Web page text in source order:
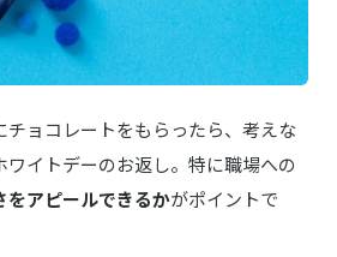
ちです 商品詳細はこちら
Dandelion Chocolate／ダンデライオン・チョコレート
レート 60g 商品詳細はこちら
チョコレートをもらったら、考えな
ワイトデーのお返し。特に職場への
をアピールできるかがポイントで